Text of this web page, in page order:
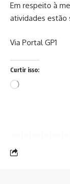
Em respeito à
atividades estão
Via Portal GP1
Curtir isso:
Carregando...